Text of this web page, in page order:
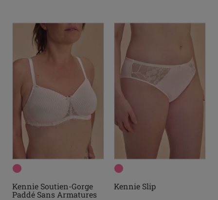
Kennie Soutien-Gorge
Paddé Sans Armatures
Kennie Slip